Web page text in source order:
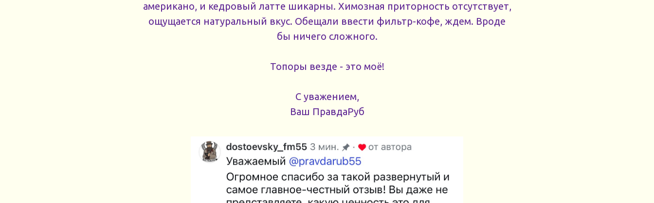
американо, и кедровый латте шикарны. Химозная приторность отсутствует,
ощущается натуральный вкус. Обещали ввести фильтр-кофе, ждем. Вроде
бы ничего сложного.
Топоры везде - это моё!
С уважением,
Ваш ПравдаРуб